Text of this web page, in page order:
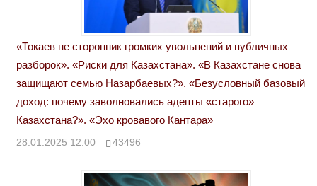
«Токаев не сторонник громких увольнений и публичных
разборок». «Риски для Казахстана». «В Казахстане снова
защищают семью Назарбаевых?». «Безусловный базовый
доход: почему заволновались адепты «старого»
Казахстана?». «Эхо кровавого Кантара»
28.01.2025 12:00 43496